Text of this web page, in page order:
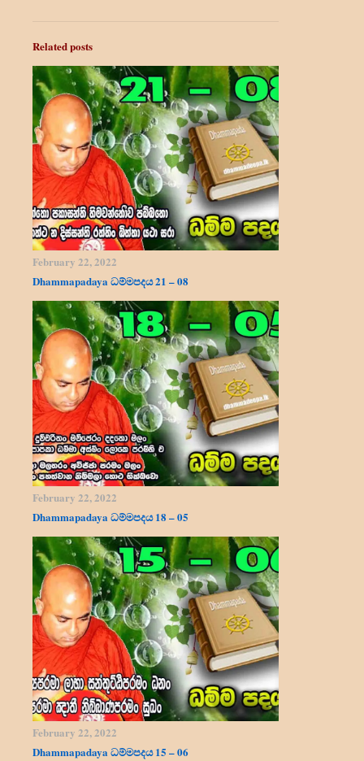
Related posts
February 22, 2022
Dhammapadaya ධම්මපදය 21 – 08
February 22, 2022
Dhammapadaya ධම්මපදය 18 – 05
February 22, 2022
Dhammapadaya ධම්මපදය 15 – 06